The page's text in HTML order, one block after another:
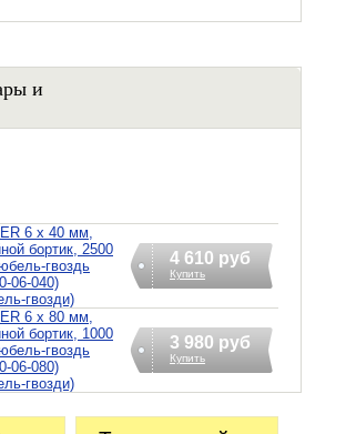
и
6 х 40 мм,
бортик, 2500
гвоздь
06-040)
гвозди)
4 610 руб
Купить
6 х 80 мм,
бортик, 1000
гвоздь
06-080)
гвозди)
3 980 руб
Купить